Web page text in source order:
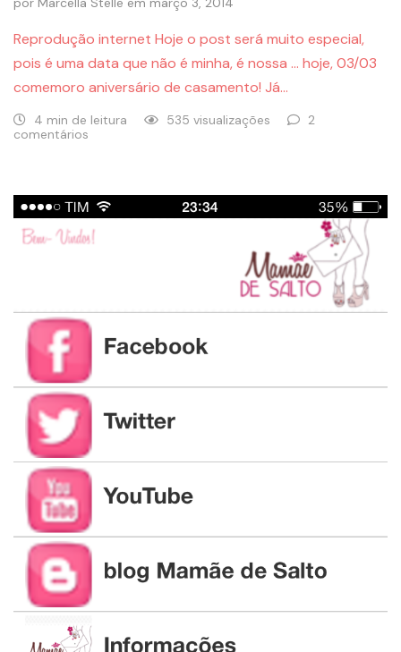
Reprodução internet Hoje o post será muito especial,
pois é uma data que não é minha, é nossa … hoje, 03/03
comemoro aniversário de casamento! Já…
4 min de leitura 535 visualizações
2
comentários